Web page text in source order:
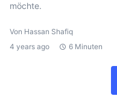
möchte.
Von Hassan Shafiq
4 years ago
6 Minuten